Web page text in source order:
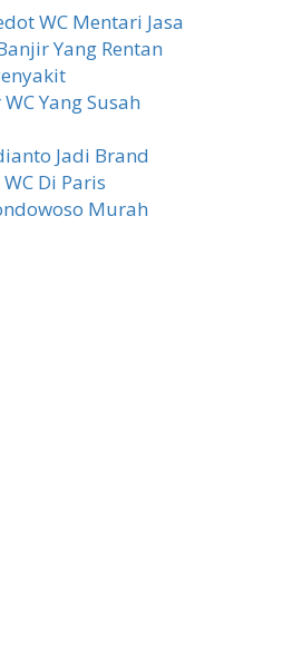
WC Mentari Jasa
Yang Rentan
Yang Susah
Jadi Brand
Di Paris
Murah